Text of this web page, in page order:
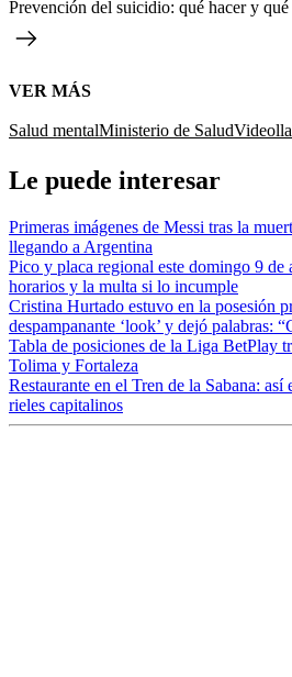
Prevención del suicidio: qué hacer y qué
VER MÁS
Salud mentalMinisterio de Salud
Le puede interesar
Primeras imágenes de Messi tras la
llegando a Argentina
Pico y placa regional este domingo 9 de
horarios y la multa si lo incumple
Cristina Hurtado estuvo en la posesión
despampanante ‘look’ y dejó palabras:
Tabla de posiciones de la Liga BetPlay
Tolima y Fortaleza
Restaurante en el Tren de la Sabana: así
rieles capitalinos